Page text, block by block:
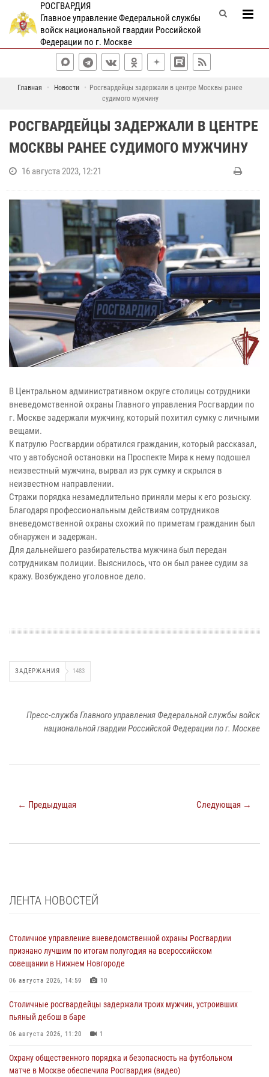
РОСГВАРДИЯ
Главное управление Федеральной службы
войск национальной гвардии Российской
Федерации по г. Москве
Главная Новости
Росгвардейцы задержали в центре Москвы ранее
судимого мужчину
РОСГВАРДЕЙЦЫ ЗАДЕРЖАЛИ В ЦЕНТРЕ
МОСКВЫ РАНЕЕ СУДИМОГО МУЖЧИНУ
16 августа 2023, 12:21
В Центральном административном округе столицы сотрудники
вневедомственной охраны Главного управления Росгвардии по
г. Москве задержали мужчину, который похитил сумку с личными
вещами.
К патрулю Росгвардии обратился гражданин, который рассказал,
что у автобусной остановки на Проспекте Мира к нему подошел
неизвестный мужчина, вырвал из рук сумку и скрылся в
неизвестном направлении.
Стражи порядка незамедлительно приняли меры к его розыску.
Благодаря профессиональным действиям сотрудников
вневедомственной охраны схожий по приметам гражданин был
обнаружен и задержан.
Для дальнейшего разбирательства мужчина был передан
сотрудникам полиции. Выяснилось, что он был ранее судим за
кражу. Возбуждено уголовное дело.
ЗАДЕРЖАНИЯ 1483
Пресс-служба Главного управления Федеральной службы войск
национальной гвардии Российской Федерации по г. Москве
← Предыдущая Следующая →
ЛЕНТА НОВОСТЕЙ
Столичное управление вневедомственной охраны Росгвардии
признано лучшим по итогам полугодия на всероссийском
совещании в Нижнем Новгороде
06 августа 2026, 14:59 10
Столичные росгвардейцы задержали троих мужчин, устроивших
пьяный дебош в баре
06 августа 2026, 11:20 1
Охрану общественного порядка и безопасность на футбольном
матче в Москве обеспечила Росгвардия (видео)